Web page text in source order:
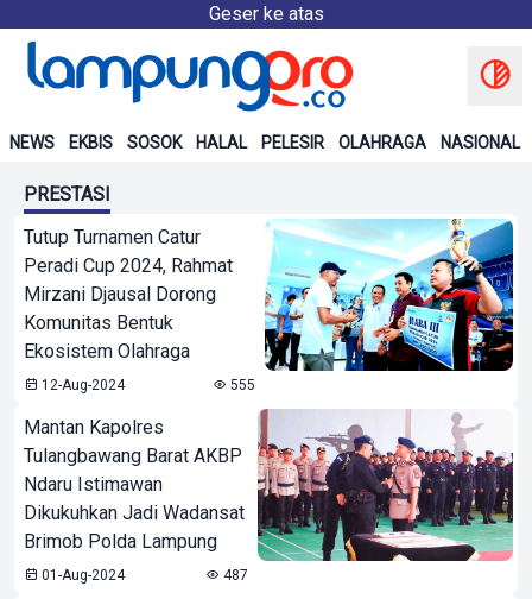
Geser ke atas
NEWS EKBIS SOSOK HALAL PELESIR OLAHRAGA NASIONAL
PRESTASI
Tutup Turnamen Catur
Peradi Cup 2024, Rahmat
Mirzani Djausal Dorong
Komunitas Bentuk
Ekosistem Olahraga
12-Aug-2024 555
Mantan Kapolres
Tulangbawang Barat AKBP
Ndaru Istimawan
Dikukuhkan Jadi Wadansat
Brimob Polda Lampung
01-Aug-2024 487